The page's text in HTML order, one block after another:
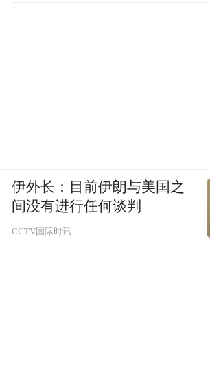
伊外长：目前伊朗与美国之
间没有进行任何谈判
CCTV国际时讯